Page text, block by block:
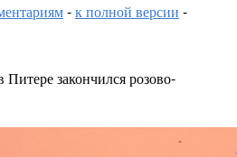
-к полной версии -
закончился розово-